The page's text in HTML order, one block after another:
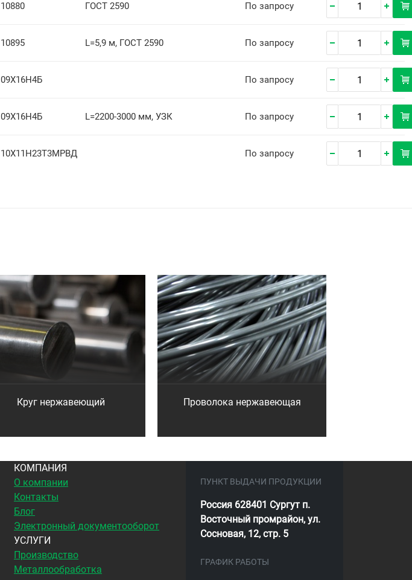
10880 ГОСТ 2590 По запросу
10895 L=5,9 м, ГОСТ 2590 По запросу
09Х16Н4Б По запросу
09Х16Н4Б L=2200-3000 мм, УЗК По запросу
10Х11Н23Т3МРВД По запросу
Круг нержавеющий Проволока нержавеющая
КОМПАНИЯ
О компании
Контакты
Блог
Электронный документооборот
УСЛУГИ
Производство
Металлообработка
ПУНКТ ВЫДАЧИ ПРОДУКЦИИ
Россия 628401 Сургут п.
Восточный промрайон, ул.
Сосновая, 12, стр. 5
ГРАФИК РАБОТЫ